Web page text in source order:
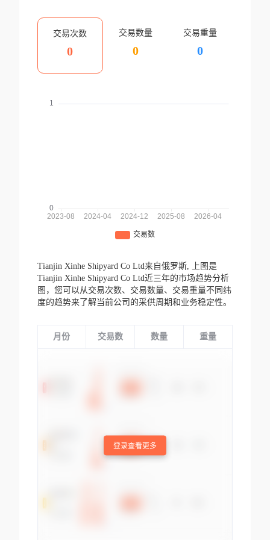
交易次数
0
交易数量
0
交易重量
0
Tianjin Xinhe Shipyard Co Ltd来自俄罗斯,
上图是
Tianjin Xinhe Shipyard Co Ltd近三年的市场趋势分析
图，您可以从交易次数、交易数量、交易重量不同纬
度的趋势来了解当前公司的采供周期和业务稳定性。
月份 交易数 数量 重量
登录查看更多